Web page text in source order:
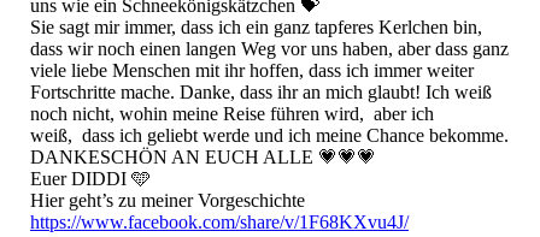
uns wie ein Schneekönigskätzchen 💝
Sie sagt mir immer, dass ich ein ganz tapferes Kerlchen bin,
dass wir noch einen langen Weg vor uns haben, aber dass ganz
viele liebe Menschen mit ihr hoffen, dass ich immer weiter
Fortschritte mache. Danke, dass ihr an mich glaubt! Ich weiß
noch nicht, wohin meine Reise führen wird, aber ich
weiß, dass ich geliebt werde und ich meine Chance bekomme.
DANKESCHÖN AN EUCH ALLE 💗💗💗
Euer DIDDI 🩵
Hier geht’s zu meiner Vorgeschichte
https://www.facebook.com/share/v/1F68KXvu4J/